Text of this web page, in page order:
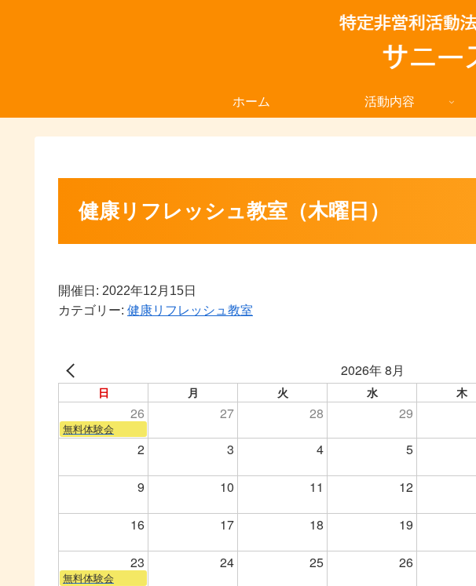
ホーム 活動内容
健康リフレッシュ教室（木曜日）
開催日: 2022年12月15日
カテゴリー: 健康リフレッシュ教室
2026年 8月
日 月 火 水 木
26 27 28 29
無料体験会
2 3 4 5
9 10 11 12
16 17 18 19
23 24 25 26
無料体験会